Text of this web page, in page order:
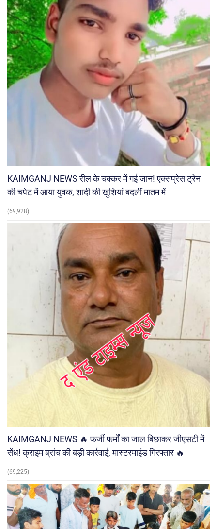
KAIMGANJ NEWS रील के चक्कर में गई जान! एक्सप्रेस ट्रेन
की चपेट में आया युवक, शादी की खुशियां बदलीं मातम में
(69,928)
KAIMGANJ NEWS 🔥 फर्जी फर्मों का जाल बिछाकर जीएसटी में
सेंध! क्राइम ब्रांच की बड़ी कार्रवाई, मास्टरमाइंड गिरफ्तार 🔥
(69,225)